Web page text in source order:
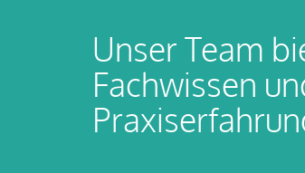
Unser Team
Fachwissen